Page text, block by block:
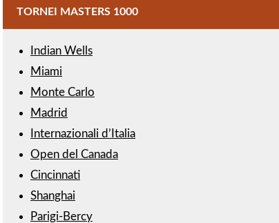
TORNEI MASTERS 1000
Indian Wells
Miami
Monte Carlo
Madrid
Internazionali d’Italia
Open del Canada
Cincinnati
Shanghai
Parigi-Bercy